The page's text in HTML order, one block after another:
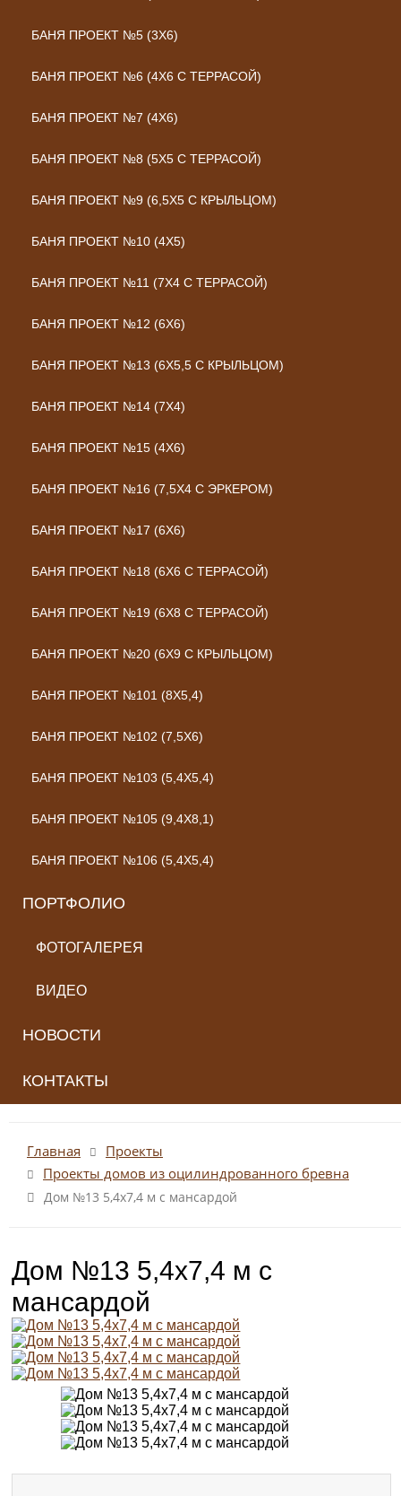
БАНЯ ПРОЕКТ №5 (3Х6)
БАНЯ ПРОЕКТ №6 (4Х6 С ТЕРРАСОЙ)
БАНЯ ПРОЕКТ №7 (4Х6)
БАНЯ ПРОЕКТ №8 (5Х5 С ТЕРРАСОЙ)
БАНЯ ПРОЕКТ №9 (6,5Х5 С КРЫЛЬЦОМ)
БАНЯ ПРОЕКТ №10 (4Х5)
БАНЯ ПРОЕКТ №11 (7Х4 С ТЕРРАСОЙ)
БАНЯ ПРОЕКТ №12 (6Х6)
БАНЯ ПРОЕКТ №13 (6Х5,5 С КРЫЛЬЦОМ)
БАНЯ ПРОЕКТ №14 (7Х4)
БАНЯ ПРОЕКТ №15 (4Х6)
БАНЯ ПРОЕКТ №16 (7,5Х4 С ЭРКЕРОМ)
БАНЯ ПРОЕКТ №17 (6Х6)
БАНЯ ПРОЕКТ №18 (6Х6 С ТЕРРАСОЙ)
БАНЯ ПРОЕКТ №19 (6Х8 С ТЕРРАСОЙ)
БАНЯ ПРОЕКТ №20 (6Х9 С КРЫЛЬЦОМ)
БАНЯ ПРОЕКТ №101 (8X5,4)
БАНЯ ПРОЕКТ №102 (7,5X6)
БАНЯ ПРОЕКТ №103 (5,4X5,4)
БАНЯ ПРОЕКТ №105 (9,4X8,1)
БАНЯ ПРОЕКТ №106 (5,4X5,4)
ПОРТФОЛИО
ФОТОГАЛЕРЕЯ
ВИДЕО
НОВОСТИ
КОНТАКТЫ
Главная
Проекты
Проекты домов из оцилиндрованного бревна
Дом №13 5,4х7,4 м с мансардой
Дом №13 5,4х7,4 м с
мансардой